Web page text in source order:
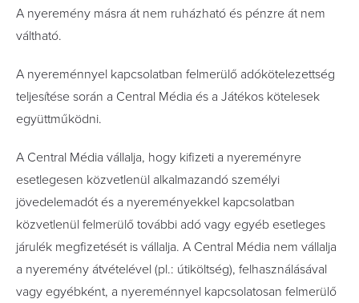
A nyeremény másra át nem ruházható és pénzre át nem
váltható.
A nyereménnyel kapcsolatban felmerülő adókötelezettség
teljesítése során a Central Média és a Játékos kötelesek
együttműködni.
A Central Média vállalja, hogy kifizeti a nyereményre
esetlegesen közvetlenül alkalmazandó személyi
jövedelemadót és a nyereményekkel kapcsolatban
közvetlenül felmerülő további adó vagy egyéb esetleges
járulék megfizetését is vállalja. A Central Média nem vállalja
a nyeremény átvételével (pl.: útiköltség), felhasználásával
vagy egyébként, a nyereménnyel kapcsolatosan felmerülő